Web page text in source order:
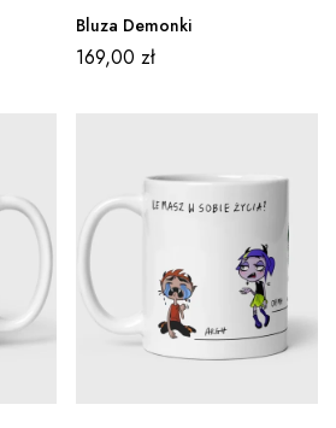
Bluza Demonki
169,00 zł